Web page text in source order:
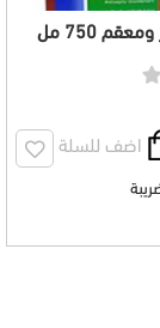
750 مل
اضف للسلة